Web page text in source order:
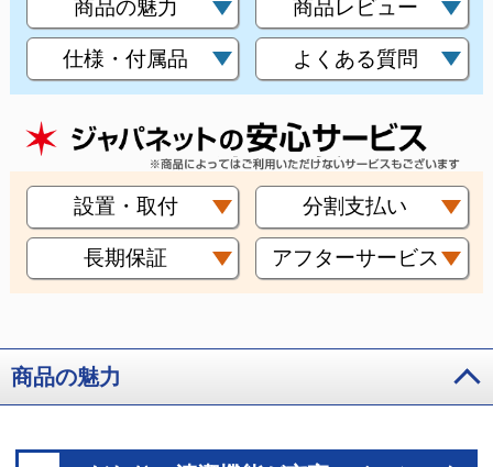
商品の魅力 商品レビュー
仕様・付属品 よくある質問
設置・取付 分割支払い
長期保証 アフターサービス
商品の魅力